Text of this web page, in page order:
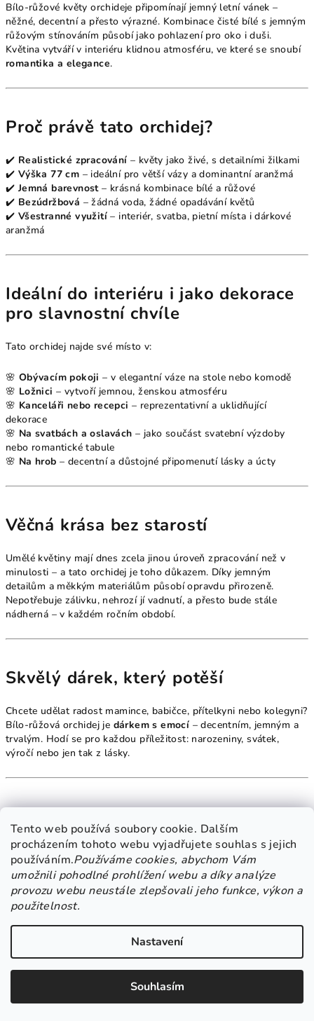
Tento web používá soubory cookie. Dalším
procházením tohoto webu vyjadřujete souhlas s jejich
používáním.Používáme cookies, abychom Vám
umožnili pohodlné prohlížení webu a díky analýze
provozu webu neustále zlepšovali jeho funkce, výkon a
použitelnost.
Nastavení
Souhlasím
Bílo-růžové květy orchideje připomínají jemný letní vánek –
něžné, decentní a přesto výrazné. Kombinace čisté bílé s jemným
růžovým stínováním působí jako pohlazení pro oko i duši.
Květina vytváří v interiéru klidnou atmosféru, ve které se snoubí
romantika a elegance.
Proč právě tato orchidej?
✔️ Realistické zpracování – květy jako živé, s detailními žilkami
✔️ Výška 77 cm – ideální pro větší vázy a dominantní aranžmá
✔️Jemná barevnost– krásná kombinace bílé a růžové
✔️ Bezúdržbová – žádná voda, žádné opadávání květů
✔️ Všestranné využití – interiér, svatba, pietní místa i dárkové
aranžmá
Ideální do interiéru i jako dekorace
pro slavnostní chvíle
Tato orchidej najde své místo v:
🌸 Obývacím pokoji – v elegantní váze na stole nebo komodě
🌸 Ložnici – vytvoří jemnou, ženskou atmosféru
🌸 Kanceláři nebo recepci – reprezentativní a uklidňující
dekorace
🌸 Na svatbách a oslavách – jako součást svatební výzdoby
nebo romantické tabule
🌸 Na hrob – decentní a důstojné připomenutí lásky a úcty
Věčná krása bez starostí
Umělé květiny mají dnes zcela jinou úroveň zpracování než v
minulosti – a tato orchidej je toho důkazem. Díky jemným
detailům a měkkým materiálům působí opravdu přirozeně.
Nepotřebuje zálivku, nehrozí jí vadnutí, a přesto bude stále
nádherná – v každém ročním období.
Skvělý dárek, který potěší
Chcete udělat radost mamince, babičce, přítelkyni nebo kolegyni?
Bílo-růžová orchidej je dárkem s emocí – decentním, jemným a
trvalým. Hodí se pro každou příležitost: narozeniny, svátek,
výročí nebo jen tak z lásky.
půvab
Když chcete do domova vnést květinu, která je krásná, něžná a
vždy reprezentativní, sáhněte po této 77 cm vysoké orchideji.
Její vzhled vás uchvátí, ať ji postavíte do vázy jako solitér nebo
zakomponujete do většího aranžmá.
Orchidej bílo-růžová 77 cm– květina, která přináší krásu, něhu a
harmonii na každý den.